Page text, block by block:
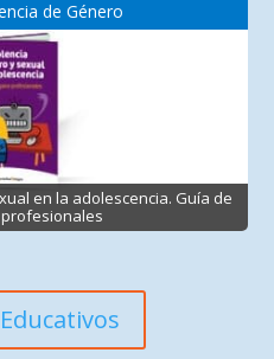
de Género
en la adolescencia. Guía de